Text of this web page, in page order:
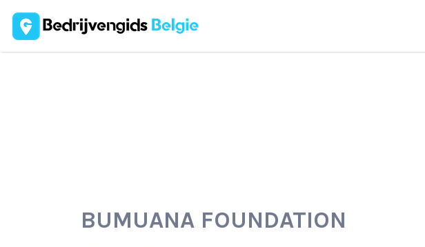
Zoek
naar:
BUMUANA FOUNDATION